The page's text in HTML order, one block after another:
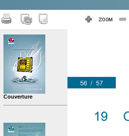
Couverture